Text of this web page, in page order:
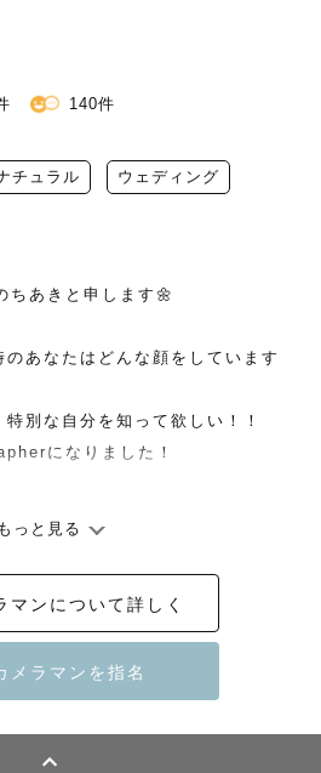
140件
チュラル ウェディング
あきと申します🌼
あなたはどんな顔をしています
別な自分を知って欲しい！！
になりました！
に行います。
、想い、不安や悩み、雑談etc…
ません！！
もっと見る
マンについて詳しく